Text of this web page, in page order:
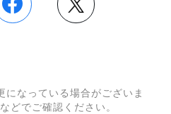
になっている場合がございま
どでご確認ください。